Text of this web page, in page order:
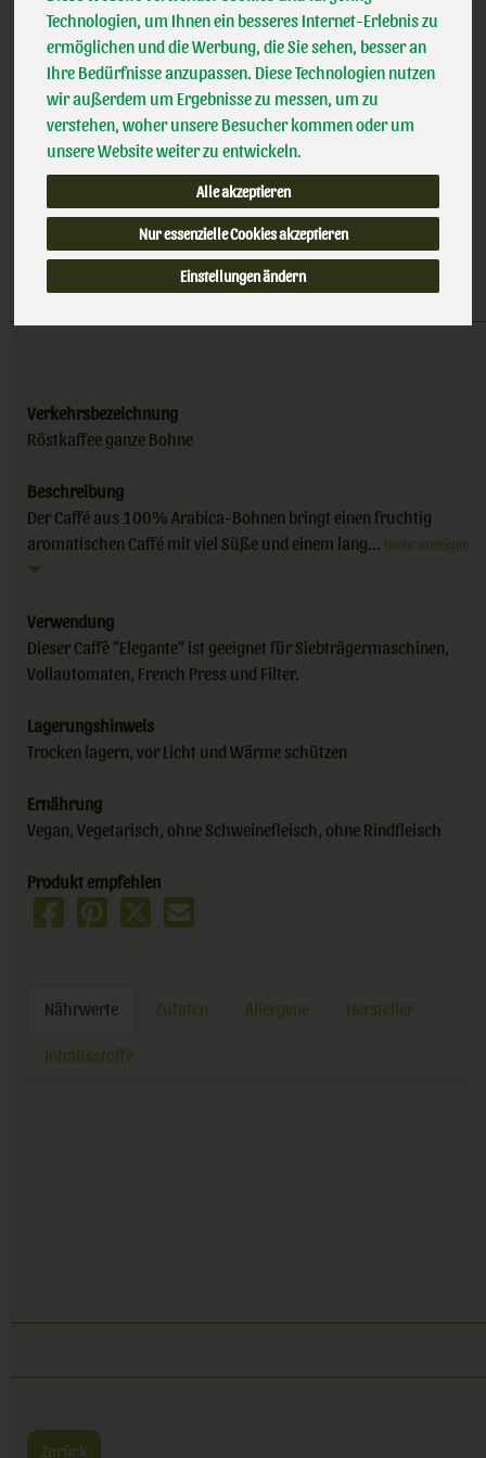
Technologien, um Ihnen ein besseres Internet-Erlebnis zu
ermöglichen und die Werbung, die Sie sehen, besser an
Ihre Bedürfnisse anzupassen. Diese Technologien nutzen
wir außerdem um Ergebnisse zu messen, um zu
verstehen, woher unsere Besucher kommen oder um
unsere Website weiter zu entwickeln.
Alle akzeptieren
Nur essenzielle Cookies akzeptieren
Einstellungen ändern
DE-ÖKO
(39,95 € / KG)
inkl. 7% MwSt.
1kg
Anzahl
39,95€
Verkehrsbezeichnung
Röstkaffee ganze Bohne
Beschreibung
Der Caffé aus 100% Arabica-Bohnen bringt einen fruchtig
aromatischen Caffé mit viel Süße und einem lang... mehr anzeigen
Verwendung
Dieser Caffè "Elegante" ist geeignet für Siebträgermaschinen,
Vollautomaten, French Press und Filter.
Lagerungshinweis
Trocken lagern, vor Licht und Wärme schützen
Ernährung
Vegan, Vegetarisch, ohne Schweinefleisch, ohne Rindfleisch
Produkt empfehlen
Nährwerte Zutaten Allergene Hersteller
Inhaltsstoffe
Zurück